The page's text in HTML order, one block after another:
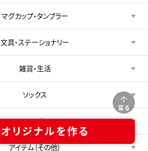
戻る
オリジナルを作る
マグカップ・タンブラー
文具・ステーショナリー
雑貨・生活
ソックス
マスク
アイテム（その他）